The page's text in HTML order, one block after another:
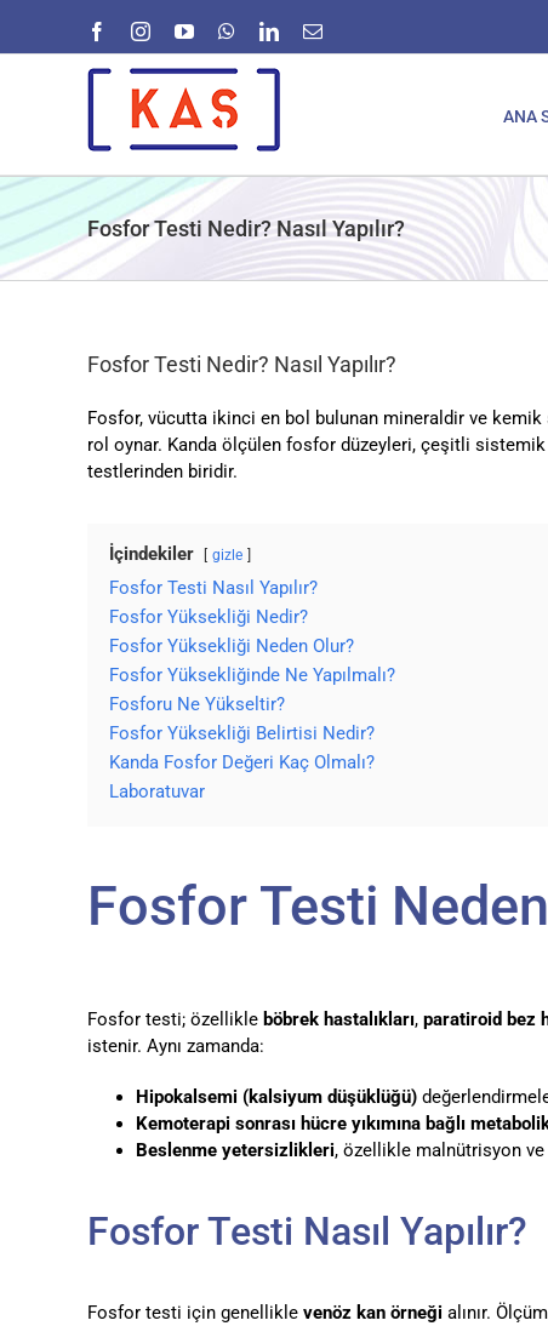
FacebookInstagramYouTubeWhatsApp
LinkedIn
E-
posta
ANA
Fosfor Testi Nedir? Nasıl Yapılır?
Fosfor Testi Nedir? Nasıl Yapılır?
Fosfor, vücutta ikinci en bol bulunan mineraldir ve kemik
rol oynar. Kanda ölçülen fosfor düzeyleri, çeşitli
testlerinden biridir.
İçindekiler gizle
Fosfor Testi Nasıl Yapılır?
Fosfor Yüksekliği Nedir?
Fosfor Yüksekliği Neden Olur?
Fosfor Yüksekliğinde Ne Yapılmalı?
Fosforu Ne Yükseltir?
Fosfor Yüksekliği Belirtisi Nedir?
Kanda Fosfor Değeri Kaç Olmalı?
Laboratuvar
Fosfor Testi Neden
Fosfor testi; özellikle böbrek hastalıkları, paratiroid bez
istenir. Aynı zamanda:
Hipokalsemi (kalsiyum düşüklüğü)
Kemoterapi sonrası hücre yıkımına bağlı
Beslenme yetersizlikleri, özellikle malnütrisyon ve
Fosfor Testi Nasıl Yapılır?
Fosfor testi için genellikle venöz kan örneği alınır.